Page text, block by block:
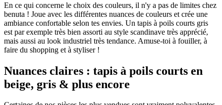
En ce qui concerne le choix des couleurs, il n'y a pas de limites chez
benuta ! Joue avec les différentes nuances de couleurs et crée une
ambiance confortable selon tes envies. Un tapis à poils courts gris
est par exemple très bien assorti au style scandinave très apprécié,
mais aussi au look industriel très tendance. Amuse-toi à fouiller, à
faire du shopping et à styliser !
Nuances claires : tapis à poils courts en
beige, gris & plus encore